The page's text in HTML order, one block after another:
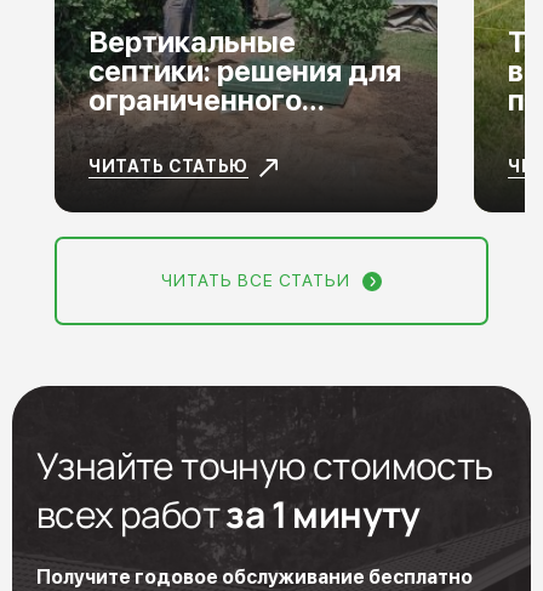
Вертикальные
септики: решения для
ограниченного
пространства
ЧИТАТЬ СТАТЬЮ
ЧИТАТЬ ВСЕ СТАТЬИ
Узнайте точную стоимость
всех работза 1 минуту
Получите годовое обслуживание бесплатно